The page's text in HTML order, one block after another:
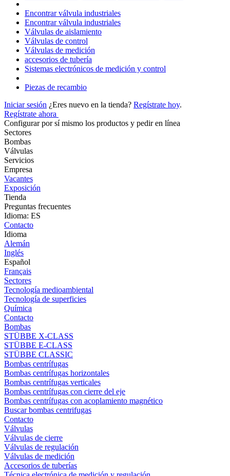
Encontrar válvula industriales
Encontrar válvula industriales
Válvulas de aislamiento
Válvulas de control
Válvulas de medición
accesorios de tubería
Sistemas electrónicos de medición y control
Piezas de recambio
Iniciar sesión ¿Eres nuevo en la tienda? Regístrate hoy.
Regístrate ahora
Configurar por sí mismo los productos y pedir en línea
Sectores
Bombas
Válvulas
Servicios
Empresa
Vacantes
Exposición
Tienda
Preguntas frecuentes
Idioma: ES
Contacto
Idioma
Alemán
Inglés
Español
Français
Sectores
Tecnología medioambiental
Tecnología de superficies
Química
Contacto
Bombas
STÜBBE X-CLASS
STÜBBE E-CLASS
STÜBBE CLASSIC
Bombas centrífugas
Bombas centrífugas horizontales
Bombas centrífugas verticales
Bombas centrífugas con cierre del eje
Bombas centrífugas con acoplamiento magnético
Buscar bombas centrifugas
Contacto
Válvulas
Válvulas de cierre
Válvulas de regulación
Válvulas de medición
Accesorios de tuberías